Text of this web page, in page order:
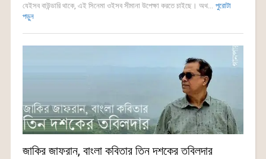
যেইসব বাউন্ডারি থাকে, এই সিনেমা ওইসব সীমানা উপেক্ষা করতে চাইছে। অথ... পুরোটা
পড়ুন
জাকির জাফরান, বাংলা কবিতার তিন দশকের তবিলদার